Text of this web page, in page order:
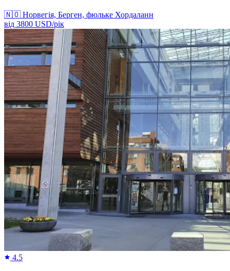
🇳🇴 Норвегія, Берген, фюльке Хордаланн
від 3800 USD/рік
4.5